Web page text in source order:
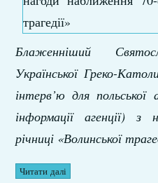
Блаженніший
Української Греко-
інтерв’ю для польської
інформації агенції) з
річниці «Волинської
Читати далі